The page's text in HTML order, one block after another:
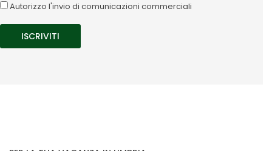
Autorizzo l'invio di comunicazioni commerciali